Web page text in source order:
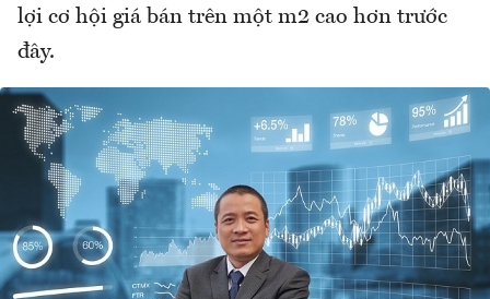
lợi cơ hội giá bán trên một m2 cao hơn trước
đây.